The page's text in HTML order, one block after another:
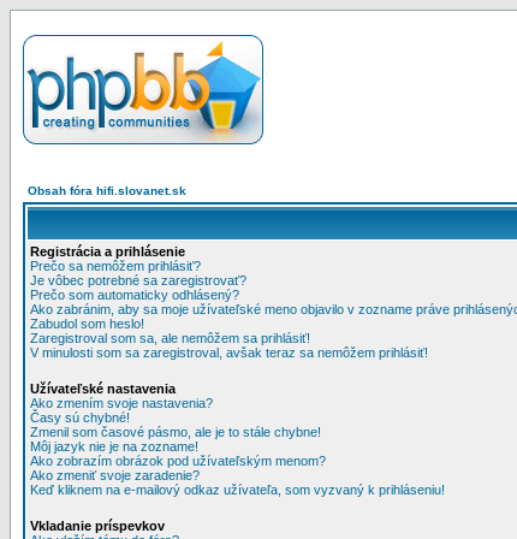
Obsah fóra hifi.slovanet.sk
Registrácia a prihlásenie
Prečo sa nemôžem prihlásiť?
Je vôbec potrebné sa zaregistrovať?
Prečo som automaticky odhlásený?
Ako zabránim, aby sa moje užívateľské meno objavilo v zozname práve
Zabudol som heslo!
Zaregistroval som sa, ale nemôžem sa prihlásiť!
V minulosti som sa zaregistroval, avšak teraz sa nemôžem prihlásiť!
Užívateľské nastavenia
Ako zmením svoje nastavenia?
Časy sú chybné!
Zmenil som časové pásmo, ale je to stále chybne!
Môj jazyk nie je na zozname!
Ako zobrazím obrázok pod užívateľským menom?
Ako zmeniť svoje zaradenie?
Keď kliknem na e-mailový odkaz užívateľa, som vyzvaný k prihláseniu!
Vkladanie príspevkov